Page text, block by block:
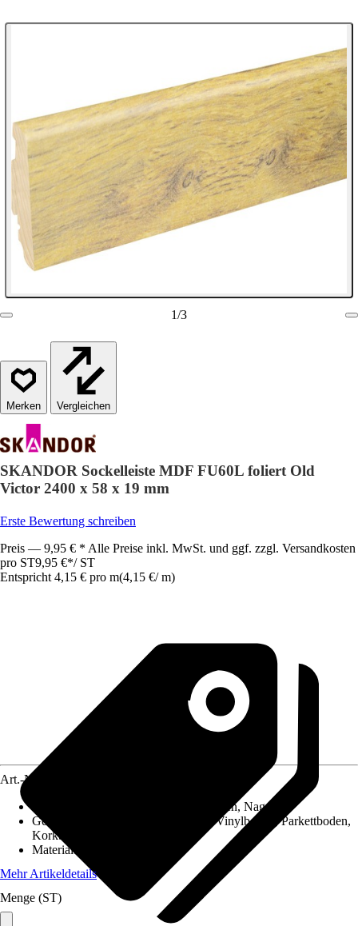
1/3
Vergleichen
SKANDOR Sockelleiste MDF FU60L foliert Old
Victor 2400 x 58 x 19 mm
Erste Bewertung schreiben
Preis — 9,95 € * Alle Preise inkl. MwSt. und ggf. zzgl. Versandkosten
pro ST9,95 €*/ ST
Entspricht 4,15 € pro m(4,15 €/ m)
Art.-Nr.
Clipsen, Schrauben, Kleben, Nageln
Geeignet für
Laminatboden, PVC / Vinylboden, Parkettboden,
Korkboden
Material:
Mehr Artikeldetails
Menge (ST)